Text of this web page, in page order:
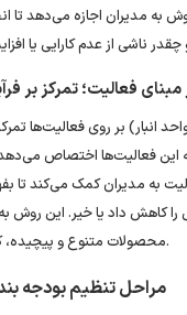
مدیران اجازه می‌دهد تا
فعالیت؛ تمرکز بر
انبار) بر روی فعالیت‌ها
این فعالیت‌ها اختصاص
به مدیران کمک می‌کند تا
کاهش داد یا خیر. این روش به
محصولات متنوع و پیچیده، کارایی بسیار بالایی دارد.
مراحل تنظیم بودجه‌